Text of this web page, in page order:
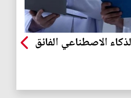
الاصطناعي الفائق